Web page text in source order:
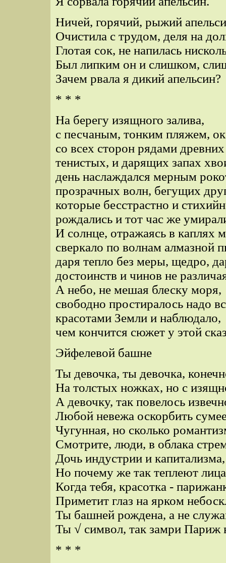
Ничей, горячий, рыжий
Очистила с трудом, деля на
Глотая сок, не напилась
Был липким он и слишком,
Зачем рвала я дикий апельсин?
* * *
На берегу изящного залива,
с песчаным, тонким пляжем,
со всех сторон рядами
тенистых, и дарящих запах
день наслаждался мерным
прозрачных волн, бегущих
которые бесстрастно и
рождались и тот час же
И солнце, отражаясь в каплях
сверкало по волнам алмазной
даря тепло без меры, щедро,
достоинств и чинов не
А небо, не мешая блеску моря,
свободно простиралось надо
красотами Земли и наблюдало,
чем кончится сюжет у этой
Эйфелевой башне
Ты девочка, ты девочка,
На толстых ножках, но с
А девочку, так повелось
Любой невежа оскорбить
Чугунная, но сколько
Смотрите, люди, в облака
Дочь индустрии и капитализма,
Но почему же так теплеют
Когда тебя, красотка -
Приметит глаз на ярком
Ты башней рождена, а не
Ты √ символ, так замри Париж
* * *